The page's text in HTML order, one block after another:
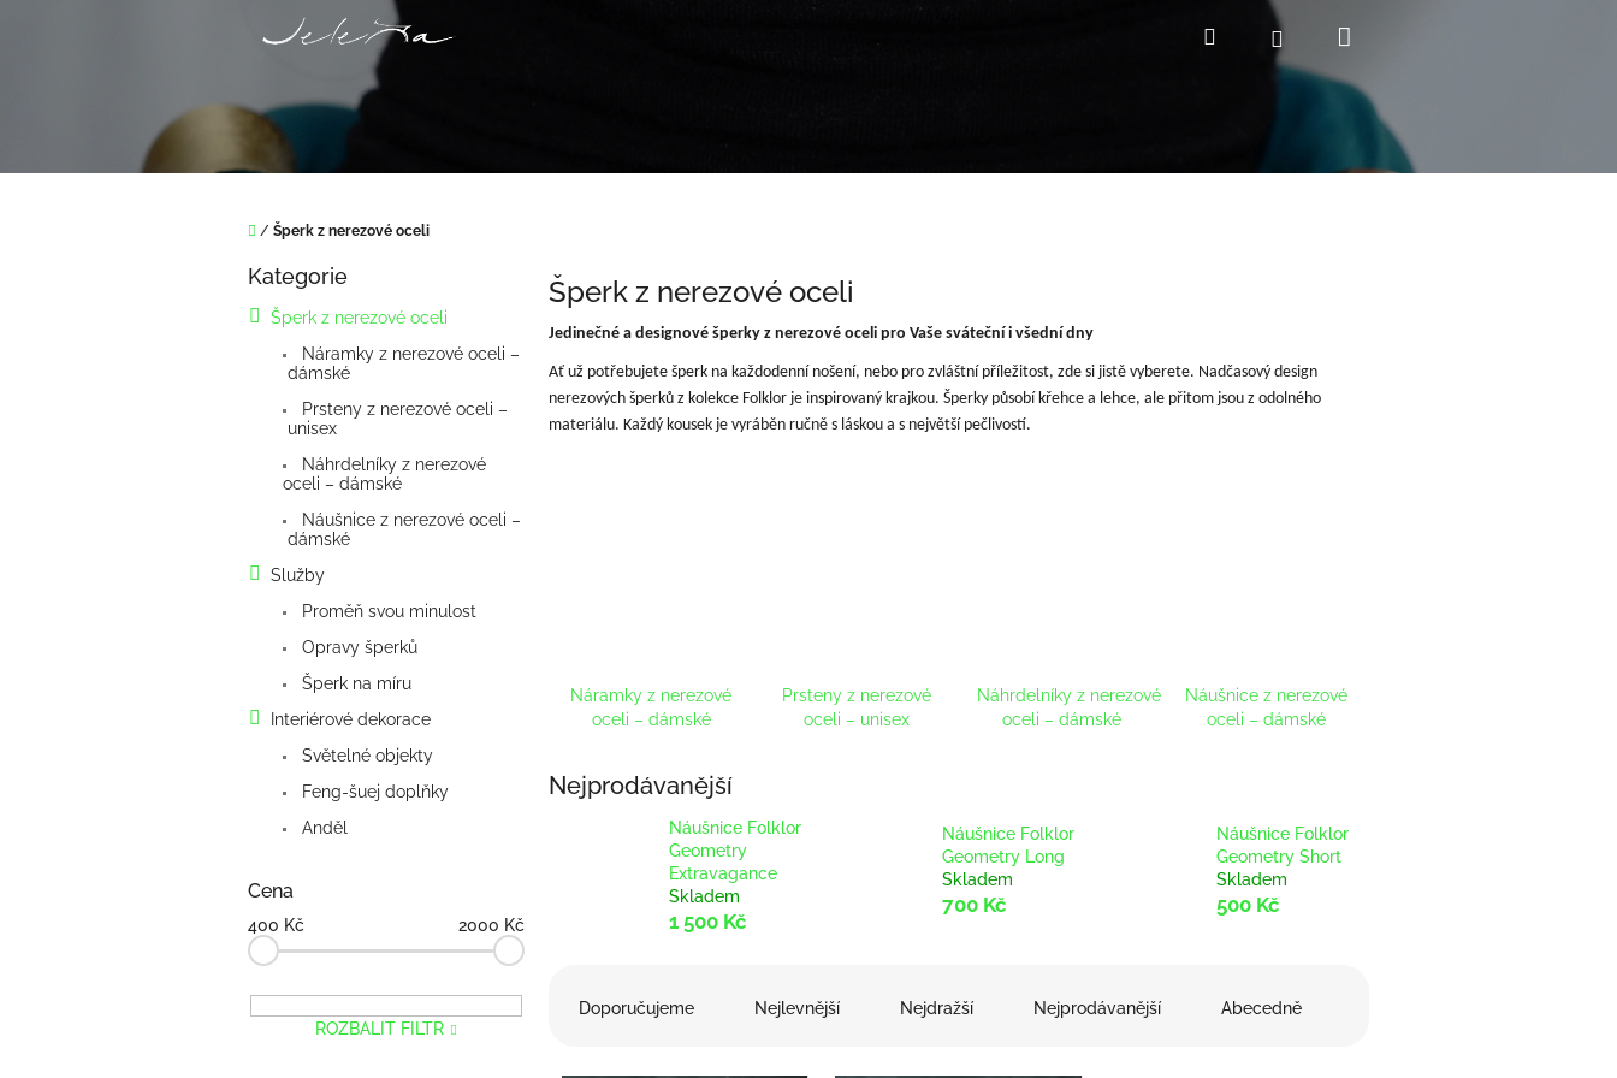
HledatPřihlášení
košík
Domů
/ Šperk z nerezové oceli
Přeskočit
Kategorie
Šperk z nerezové oceli
Náramky z nerezové oceli –
dámské
Prsteny z nerezové oceli –
unisex
Náhrdelníky z nerezové
oceli – dámské
Náušnice z nerezové oceli –
dámské
Služby
Proměň svou minulost
Opravy šperků
Šperk na míru
Interiérové dekorace
Světelné objekty
Feng-šuej doplňky
Anděl
Cena
400 Kč 2000 Kč
ROZBALIT FILTR
Šperk z nerezové oceli
Jedinečné a designové šperky z nerezové oceli pro Vaše sváteční i všední dny
Ať už potřebujete šperk na každodenní nošení, nebo pro zvláštní příležitost, zde si jistě vyberete. Nadčasový design
nerezových šperků z kolekce Folklor je inspirovaný krajkou. Šperky působí křehce a lehce, ale přitom jsou z odolného
materiálu. Každý kousek je vyráběn ručně s láskou a s největší pečlivostí.
Náramky z nerezové
oceli – dámské
Prsteny z nerezové
oceli – unisex
Náhrdelníky z nerezové
oceli – dámské
Náušnice z nerezové
oceli – dámské
Nejprodávanější
Náušnice Folklor
Geometry
Extravagance
Skladem
1 500 Kč
Náušnice Folklor
Geometry Long
Skladem
700 Kč
Náušnice Folklor
Geometry Short
Skladem
500 Kč
Doporučujeme Nejlevnější Nejdražší Nejprodávanější Abecedně